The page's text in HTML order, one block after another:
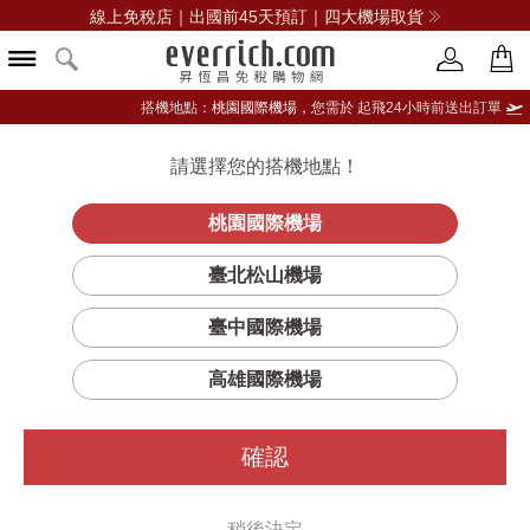
線上免稅店｜出國前45天預訂｜四大機場取貨
登入限定：免費送點數
立即登入
搭機地點： 桃園國際機場， 您需於 起飛24小時前送出訂單
請選擇您的搭機地點！
桃園國際機場
臺北松山機場
臺中國際機場
高雄國際機場
確認